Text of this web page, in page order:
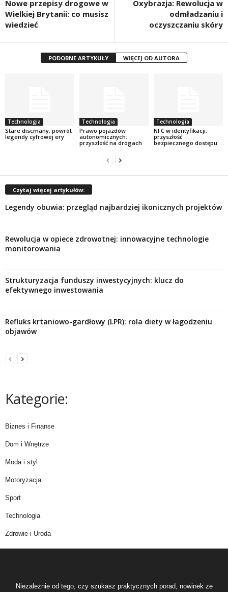
Nowe przepisy drogowe w
Wielkiej Brytanii: co musisz
wiedzieć
Oxybrazja: Rewolucja w
odmładzaniu i
oczyszczaniu skóry
PODOBNE ARTYKUŁY WIĘCEJ OD AUTORA
Technologia
Stare discmany: powrót
legendy cyfrowej ery
Technologia
Prawo pojazdów
autonomicznych:
przyszłość na drogach
Technologia
NFC w identyfikacji:
przyszłość
bezpiecznego dostępu
Czytaj więcej artykułów:
Legendy obuwia: przegląd najbardziej ikonicznych projektów
Rewolucja w opiece zdrowotnej: innowacyjne technologie
monitorowania
Strukturyzacja funduszy inwestycyjnych: klucz do
efektywnego inwestowania
Refluks krtaniowo-gardłowy (LPR): rola diety w łagodzeniu
objawów
Kategorie:
Biznes i Finanse
Dom i Wnętrze
Moda i styl
Motoryzacja
Sport
Technologia
Zdrowie i Uroda
Niezależnie od tego, czy szukasz praktycznych porad, nowinek ze